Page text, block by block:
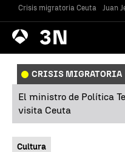
Crisis migratoria Ceuta Juan
Antena
3 Noticias
CRISIS MIGRATORIA
El ministro de Política
visita Ceuta
Cultura